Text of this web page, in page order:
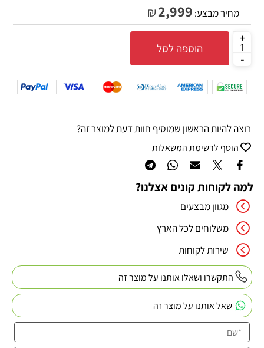
מחיר מבצע: ₪2,999
הוספה לסל
רוצה להיות הראשון שמוסיף חוות דעת למוצר זה?
הוסף לרשימת המשאלות
למה לקוחות קונים אצלנו?
מגוון מבצעים
משלוחים לכל הארץ
שירות לקוחות
התקשרו ושאלו אותנו על מוצר זה
שאל אותנו על מוצר זה